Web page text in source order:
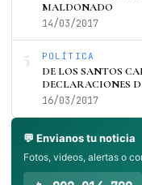
MALDONADO
14/03/2017
5 POLÍTICA
DE LOS SANTOS
DECLARACIONES
16/03/2017
💬 Envianos tu noticia
Fotos, videos, alertas o